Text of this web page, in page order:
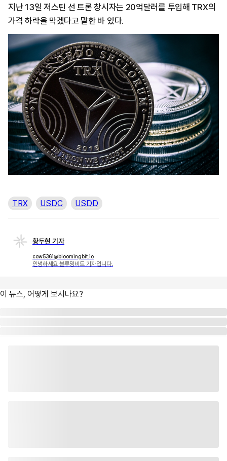
지난 13일 저스틴 선 트론 창시자는 20억달러를 투입해 TRX의
가격 하락을 막겠다고 말한 바 있다.
TRX USDC USDD
황두현 기자
cow5361@bloomingbit.io
안녕하세요 블루밍비트 기자입니다.
이 뉴스, 어떻게 보시나요?